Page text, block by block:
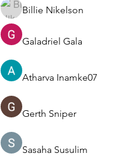
Billie Nikelson
Galadriel Gala
Atharva Inamke07
Gerth Sniper
Sasaha Susulim